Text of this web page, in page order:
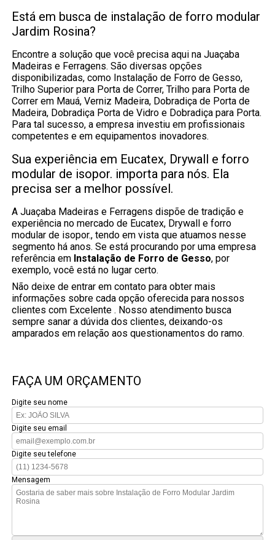
Está em busca de instalação de forro modular
Jardim Rosina?
Encontre a solução que você precisa aqui na Juaçaba
Madeiras e Ferragens. São diversas opções
disponibilizadas, como Instalação de Forro de Gesso,
Trilho Superior para Porta de Correr, Trilho para Porta de
Correr em Mauá, Verniz Madeira, Dobradiça de Porta de
Madeira, Dobradiça Porta de Vidro e Dobradiça para Porta.
Para tal sucesso, a empresa investiu em profissionais
competentes e em equipamentos inovadores.
Sua experiência em Eucatex, Drywall e forro
modular de isopor. importa para nós. Ela
precisa ser a melhor possível.
A Juaçaba Madeiras e Ferragens dispõe de tradição e
experiência no mercado de Eucatex, Drywall e forro
modular de isopor., tendo em vista que atuamos nesse
segmento há anos. Se está procurando por uma empresa
referência em Instalação de Forro de Gesso, por
exemplo, você está no lugar certo.
Não deixe de entrar em contato para obter mais
informações sobre cada opção oferecida para nossos
clientes com Excelente . Nosso atendimento busca
sempre sanar a dúvida dos clientes, deixando-os
amparados em relação aos questionamentos do ramo.
FAÇA UM ORÇAMENTO
Digite seu nome
Digite seu email
Digite seu telefone
Mensagem